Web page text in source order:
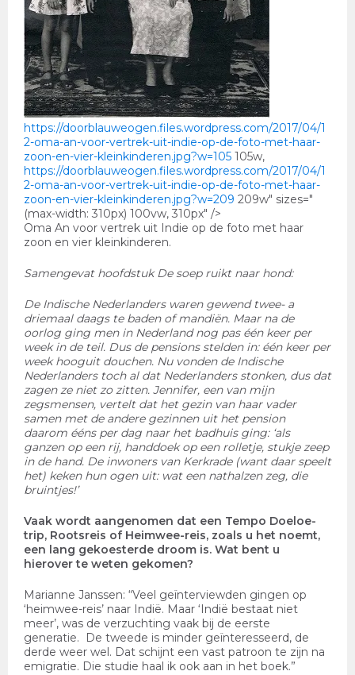
https://doorblauweogen.files.wordpress.com/2017/04/1
2-oma-an-voor-vertrek-uit-indie-op-de-foto-met-haar-
zoon-en-vier-kleinkinderen.jpg?w=105 105w,
https://doorblauweogen.files.wordpress.com/2017/04/1
2-oma-an-voor-vertrek-uit-indie-op-de-foto-met-haar-
zoon-en-vier-kleinkinderen.jpg?w=209 209w" sizes="
(max-width: 310px) 100vw, 310px" />
Oma An voor vertrek uit Indie op de foto met haar
zoon en vier kleinkinderen.
Samengevat hoofdstuk De soep ruikt naar hond:
De Indische Nederlanders waren gewend twee- a
driemaal daags te baden of mandiën. Maar na de
oorlog ging men in Nederland nog pas één keer per
week in de teil. Dus de pensions stelden in: één keer per
week hooguit douchen. Nu vonden de Indische
Nederlanders toch al dat Nederlanders stonken, dus dat
zagen ze niet zo zitten. Jennifer, een van mijn
zegsmensen, vertelt dat het gezin van haar vader
samen met de andere gezinnen uit het pension
daarom ééns per dag naar het badhuis ging: ‘als
ganzen op een rij, handdoek op een rolletje, stukje zeep
in de hand. De inwoners van Kerkrade (want daar speelt
het) keken hun ogen uit: wat een nathalzen zeg, die
bruintjes!’
Vaak wordt aangenomen dat een Tempo Doeloe-
trip, Rootsreis of Heimwee-reis, zoals u het noemt,
een lang gekoesterde droom is. Wat bent u
hierover te weten gekomen?
Marianne Janssen: “Veel geïnterviewden gingen op
‘heimwee-reis’ naar Indië. Maar ‘Indië bestaat niet
meer’, was de verzuchting vaak bij de eerste
generatie. De tweede is minder geïnteresseerd, de
derde weer wel. Dat schijnt een vast patroon te zijn na
emigratie. Die studie haal ik ook aan in het boek.”